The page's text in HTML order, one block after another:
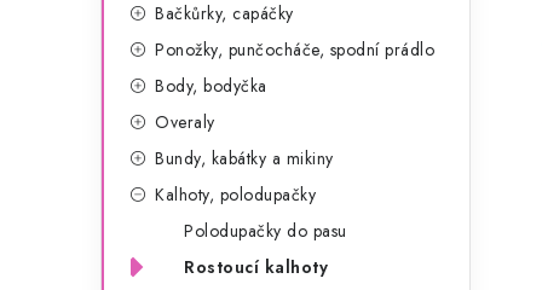
Bačkůrky, capáčky
Ponožky, punčocháče, spodní prádlo
Body, bodyčka
Overaly
Bundy, kabátky a mikiny
Kalhoty, polodupačky
Polodupačky do pasu
Rostoucí kalhoty